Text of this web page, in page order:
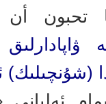
تحبون
(شۇنچىلىك)